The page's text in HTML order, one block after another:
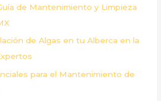
de Mantenimiento y Limpieza
de Algas en tu Alberca en la
para el Mantenimiento de